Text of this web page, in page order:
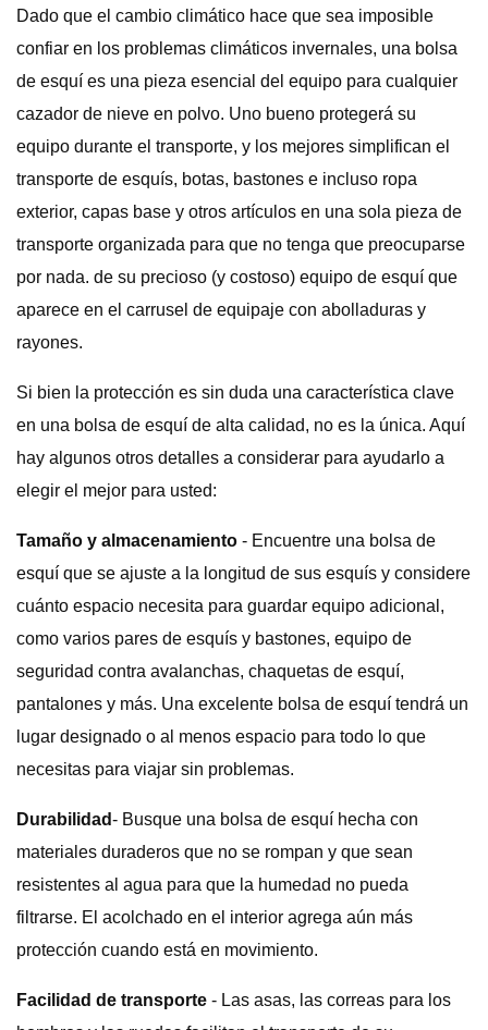
Dado que el cambio climático hace que sea imposible
confiar en los problemas climáticos invernales, una bolsa
de esquí es una pieza esencial del equipo para cualquier
cazador de nieve en polvo. Uno bueno protegerá su
equipo durante el transporte, y los mejores simplifican el
transporte de esquís, botas, bastones e incluso ropa
exterior, capas base y otros artículos en una sola pieza de
transporte organizada para que no tenga que preocuparse
por nada. de su precioso (y costoso) equipo de esquí que
aparece en el carrusel de equipaje con abolladuras y
rayones.
Si bien la protección es sin duda una característica clave
en una bolsa de esquí de alta calidad, no es la única. Aquí
hay algunos otros detalles a considerar para ayudarlo a
elegir el mejor para usted:
Tamaño y almacenamiento - Encuentre una bolsa de
esquí que se ajuste a la longitud de sus esquís y considere
cuánto espacio necesita para guardar equipo adicional,
como varios pares de esquís y bastones, equipo de
seguridad contra avalanchas, chaquetas de esquí,
pantalones y más. Una excelente bolsa de esquí tendrá un
lugar designado o al menos espacio para todo lo que
necesitas para viajar sin problemas.
Durabilidad- Busque una bolsa de esquí hecha con
materiales duraderos que no se rompan y que sean
resistentes al agua para que la humedad no pueda
filtrarse. El acolchado en el interior agrega aún más
protección cuando está en movimiento.
Facilidad de transporte - Las asas, las correas para los